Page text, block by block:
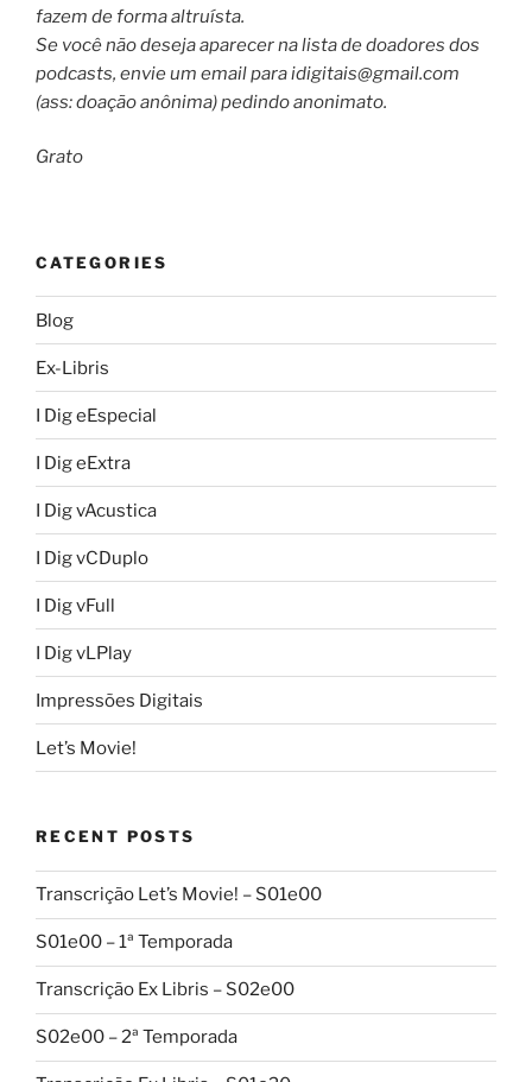
fazem de forma altruísta.
Se você não deseja aparecer na lista de doadores dos
podcasts, envie um email paraidigitais@gmail.com
(ass: doação anônima) pedindo anonimato.
Grato
CATEGORIES
Blog
Ex-Libris
I Dig eEspecial
I Dig eExtra
I Dig vAcustica
I Dig vCDuplo
I Dig vFull
I Dig vLPlay
Impressões Digitais
Let’s Movie!
RECENT POSTS
Transcrição Let’s Movie! – S01e00
S01e00 – 1ª Temporada
Transcrição Ex Libris – S02e00
S02e00 – 2ª Temporada